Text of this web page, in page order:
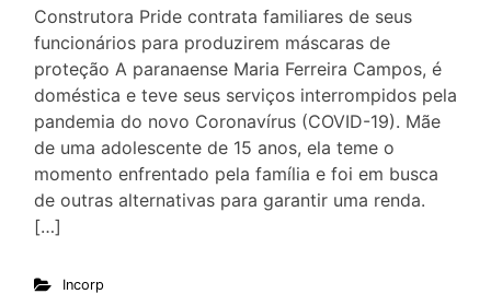
Construtora Pride contrata familiares de seus
funcionários para produzirem máscaras de
proteção A paranaense Maria Ferreira Campos, é
doméstica e teve seus serviços interrompidos pela
pandemia do novo Coronavírus (COVID-19). Mãe
de uma adolescente de 15 anos, ela teme o
momento enfrentado pela família e foi em busca
de outras alternativas para garantir uma renda.
[…]
Incorp